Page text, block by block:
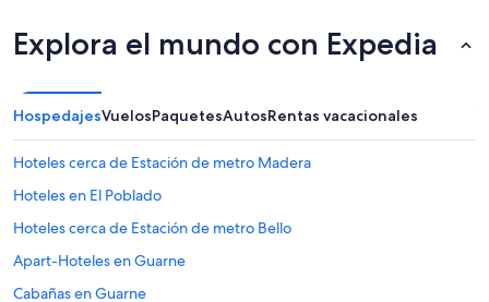
Explora el mundo con Expedia
HospedajesVuelosPaquetesAutosRentas vacacionales
Hoteles cerca de Estación de metro Madera
Hoteles en El Poblado
Hoteles cerca de Estación de metro Bello
Apart-Hoteles en Guarne
Cabañas en Guarne